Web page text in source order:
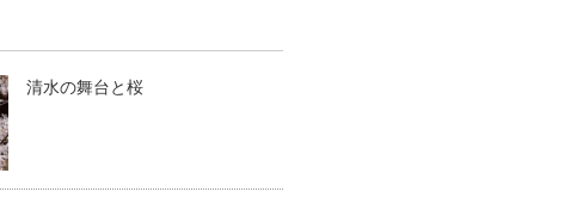
清水の舞台と桜